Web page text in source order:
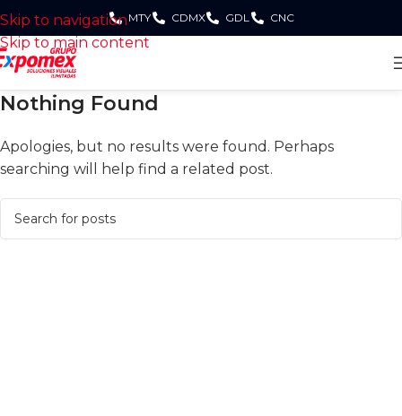
Skip to navigation
Skip to main content
MTY CDMX GDL CNC
Nothing Found
Apologies, but no results were found. Perhaps
searching will help find a related post.